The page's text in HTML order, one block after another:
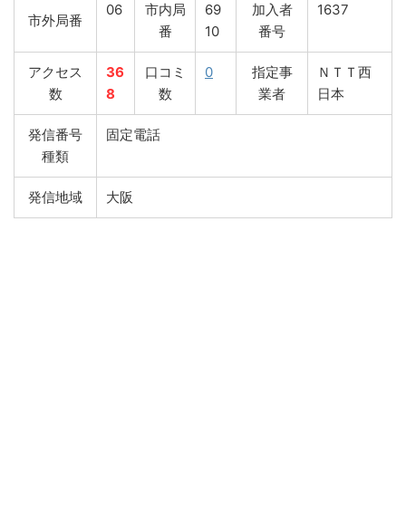
市外局番
06
市内局
番
69
10
加入者
番号
1637
アクセス
数
36
8
口コミ
数
0
指定事
業者
ＮＴＴ西
日本
発信番号
種類
固定電話
発信地域 大阪